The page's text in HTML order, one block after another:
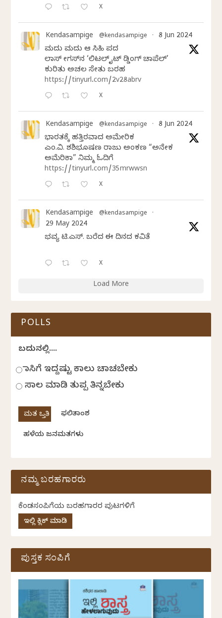
X
Kendasampige @kendasampige · 8 Jun 2024
ಮದುವೆ ಮದುವೆ ಆ ಸಿಹಿ ಪದವೆ
ಲಾಸ್‌ ವೇಗಸ್‌ನ ‘ಲಿಟಲ್ ವೈಟ್ ವೆಡ್ಡಿಂಗ್ ಚಾಪೆಲ್’
ಕುರಿತು ಅಚಲ ಸೇತು ಬರಹ
https://tinyurl.com/2v28abrv
X
Kendasampige @kendasampige · 8 Jun 2024
ಭಾರತಕ್ಕೆ ಹತ್ತಿರವಾದ ಅಮೇರಿಕ
ಎಂ.ವಿ. ಶಶಿಭೂಷಣ ರಾಜು ಅಂಕಣ “ಅನೇಕ
ಅಮೆರಿಕಾ” ನಿಮ್ಮ ಓದಿಗೆ
https://tinyurl.com/35mrwwsn
X
Kendasampige @kendasampige ·
29 May 2024
ಭವ್ಯ ಟಿ.ಎಸ್. ಬರೆದ ಈ ದಿನದ ಕವಿತೆ
X
Load More
POLLS
ಬದುಕಿನಲ್ಲಿ....
ಹಾಸಿಗೆ ಇದ್ದಷ್ಟು ಕಾಲು ಚಾಚಬೇಕು
ಸಾಲ ಮಾಡಿ ತುಪ್ಪ ತಿನ್ನಬೇಕು
ಫಲಿತಾಂಶ
ಹಳೆಯ ಜನಮತಗಳು
ನಮ್ಮ ಬರಹಗಾರರು
ಕೆಂಡಸಂಪಿಗೆಯ ಬರಹಗಾರರ ಪುಟಗಳಿಗೆ
ಇಲ್ಲಿ ಕ್ಲಿಕ್ ಮಾಡಿ
ಪುಸ್ತಕ ಸಂಪಿಗೆ